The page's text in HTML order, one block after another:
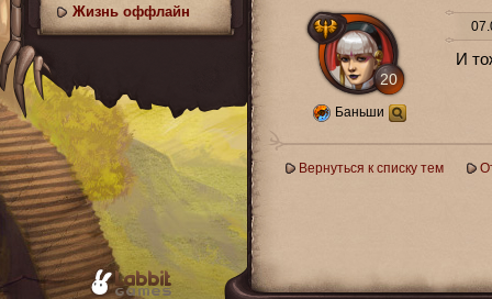
20
Баньши
И
Вернуться к списку тем
Жизнь оффлайн